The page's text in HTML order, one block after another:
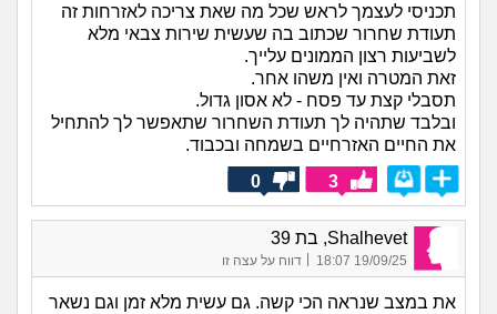
תכניסי לעצמך לראש שכל מה שאת צריכה לאזרחות זה
תעודת שחרור שכתוב בה שעשית שירות צבאי מלא
לשביעות רצון הממונים עלייך.
זאת המטרה ואין משהו אחר.
תסבלי קצת עד פסח - לא אסון גדול.
ובלבד שתהיה לך תעודת השחרור שתאפשר לך להתחיל
את החיים האזרחיים בשמחה ובכבוד.
3
0
Shalhevet, בת 39
19/09/25 18:07 דווח על עצה זו
את במצב שנראה הכי קשה. גם עשית מלא זמן וגם נשאר